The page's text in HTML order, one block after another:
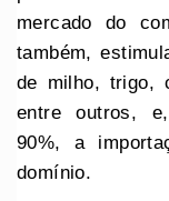
mercado do
também,
de milho, trigo,
entre outros,
90%, a
domínio.